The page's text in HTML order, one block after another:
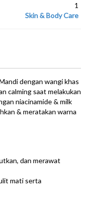
1
Skin & Body Care
dengan wangi khas
calming saat melakukan
niacinamide & milk
& meratakan warna
dan merawat
mati serta